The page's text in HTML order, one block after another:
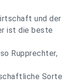
und der
ist die beste
Rupprechter,
Sorte